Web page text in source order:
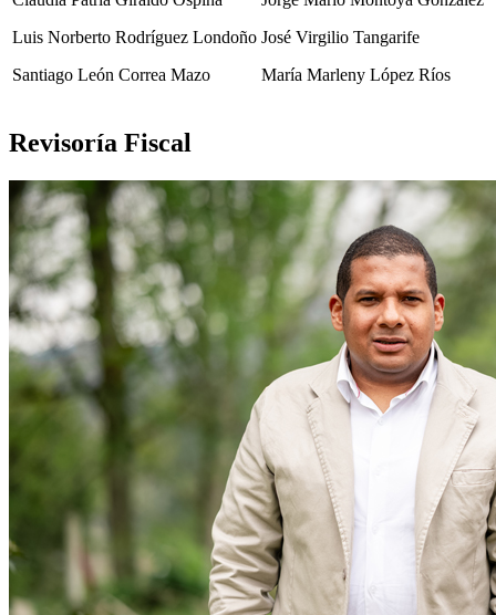
Luis Norberto Rodríguez Londoño
Santiago León Correa Mazo
José Virgilio Tangarife
María Marleny López Ríos
Revisoría Fiscal